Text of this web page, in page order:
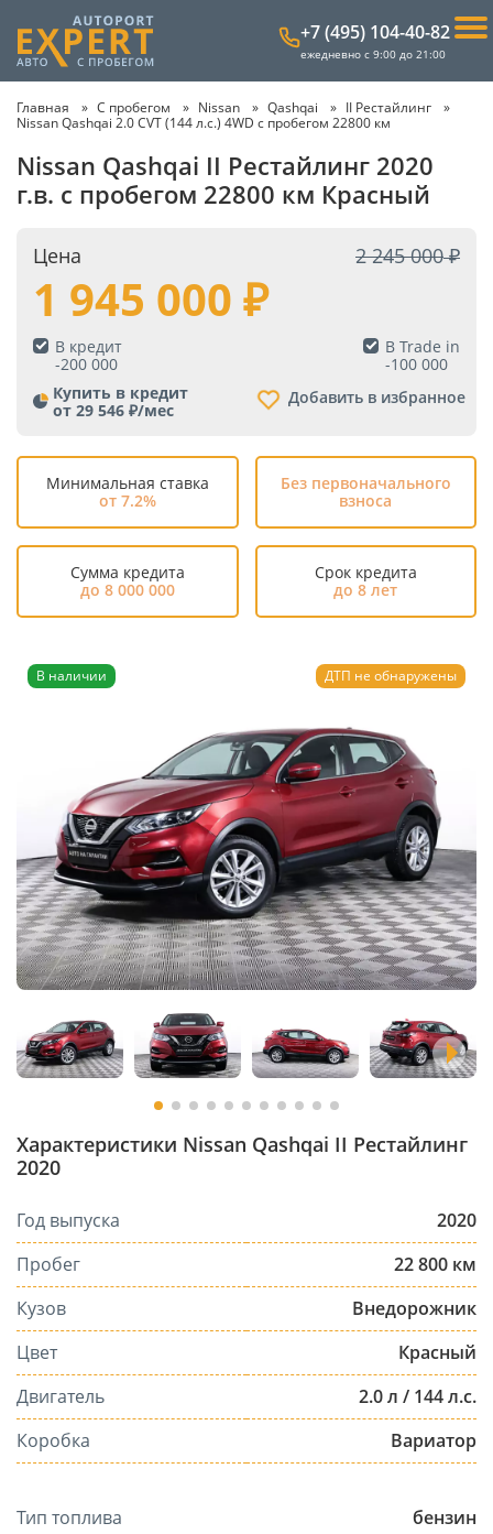
+7 (495) 104-40-82
ежедневно с 9:00 до 21:00
Главная С пробегом Nissan Qashqai
II Рестайлинг
Nissan Qashqai 2.0 CVT (144 л.с.) 4WD с пробегом 22800 км
Nissan Qashqai II Рестайлинг 2020
г.в. с пробегом 22800 км Красный
Цена 2 245 000
1 945 000
В кредит
-200 000
В Trade in
-100 000
Купить в кредит
от 29 546 ₽/мес
Добавить в избранное
Минимальная ставка
от 7.2%
Без первоначального
взноса
Сумма кредита
до 8 000 000
Срок кредита
до 8 лет
Характеристики Nissan Qashqai II Рестайлинг
2020
Год выпуска
2020
Пробег
22 800 км
Кузов
Внедорожник
Цвет
Красный
Двигатель
2.0 л / 144 л.с.
Коробка
Вариатор
Тип топлива
бензин
В наличии ДТП не обнаружены